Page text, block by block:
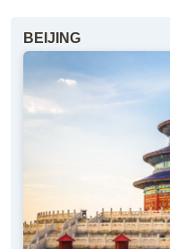
BEIJING